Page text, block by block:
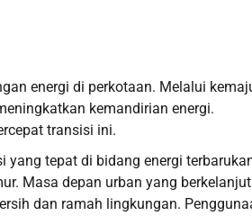
energi di perkotaan. Melalui
kemandirian energi.
transisi ini.
yang tepat di bidang energi
Masa depan urban yang
dan ramah lingkungan.